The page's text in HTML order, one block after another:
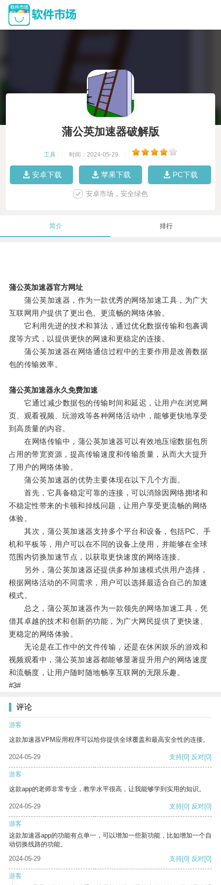
蒲公英加速器破解版
工具 时间：2024-05-29
安卓下载 苹果下载 PC下载
安卓市场，安全绿色
简介 排行
蒲公英加速器官方网址
蒲公英加速器，作为一款优秀的网络加速工具，为广大
互联网用户提供了更出色、更流畅的网络体验。
它利用先进的技术和算法，通过优化数据传输和包裹调
度等方式，以提供更快的网速和更稳定的连接。
蒲公英加速器在网络通信过程中的主要作用是改善数据
包的传输效率。
蒲公英加速器永久免费加速
它通过减少数据包的传输时间和延迟，让用户在浏览网
页、观看视频、玩游戏等各种网络活动中，能够更快地享受
到高质量的内容。
在网络传输中，蒲公英加速器可以有效地压缩数据包所
占用的带宽资源，提高传输速度和传输质量，从而大大提升
了用户的网络体验。
蒲公英加速器的优势主要体现在以下几个方面。
首先，它具备稳定可靠的连接，可以消除因网络拥堵和
不稳定性带来的卡顿和掉线问题，让用户享受更流畅的网络
体验。
其次，蒲公英加速器支持多个平台和设备，包括PC、手
机和平板等，用户可以在不同的设备上使用，并能够在全球
范围内切换加速节点，以获取更快速度的网络连接。
另外，蒲公英加速器还提供多种加速模式供用户选择，
根据网络活动的不同需求，用户可以选择最适合自己的加速
模式。
总之，蒲公英加速器作为一款领先的网络加速工具，凭
借其卓越的技术和创新的功能，为广大网民提供了更快速、
更稳定的网络体验。
无论是在工作中的文件传输，还是在休闲娱乐的游戏和
视频观看中，蒲公英加速器都能够显著提升用户的网络速度
和流畅度，让用户随时随地畅享互联网的无限乐趣。
#3#
评论
游客
这款加速器VPM应用程序可以给你提供全球覆盖和最高安全性的连接。
2024-05-29 支持[0] 反对[0]
游客
这款app的老师非常专业，教学水平很高，让我能够学到实用的知识。
2024-05-29 支持[0] 反对[0]
游客
这款加速器app的功能有点单一，可以增加一些新功能，比如增加一个自
动切换线路的功能。
2024-05-29
支持[0] 反对[0]
游客